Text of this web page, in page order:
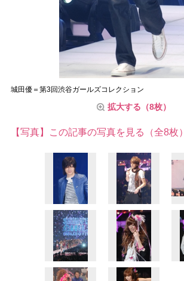
城田優＝第3回渋谷ガールズコレクション
拡大する（8枚）
【写真】この記事の写真を見る（全8枚）